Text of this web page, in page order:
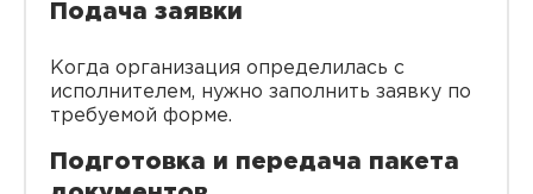
Подача заявки
Когда организация определилась с
исполнителем, нужно заполнить заявку по
требуемой форме.
Подготовка и передача пакета